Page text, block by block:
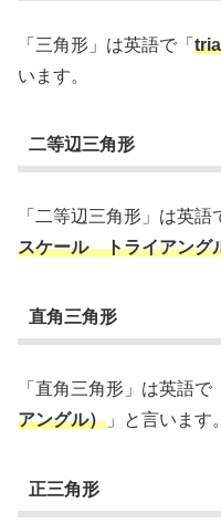
「三角形」は英語で「
います。
二等辺三角形
「二等辺三角形」は英語
スケール トライアング
直角三角形
「直角三角形」は英語で
アングル） 」と言います。
正三角形